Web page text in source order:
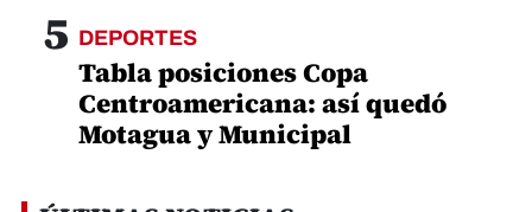
5 DEPORTES
Tabla posiciones Copa
Centroamericana: así quedó
Motagua y Municipal